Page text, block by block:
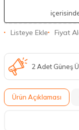
Listeye Ekle Fiyat
2 Adet Güneş
Ürün Açıklaması